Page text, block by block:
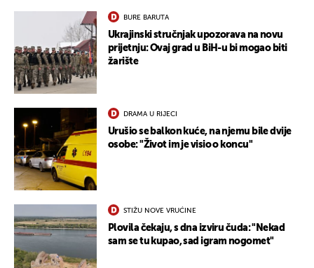
BURE BARUTA
Ukrajinski stručnjak upozorava na novu
prijetnju: Ovaj grad u BiH-u bi mogao biti
žarište
DRAMA U RIJECI
Urušio se balkon kuće, na njemu bile dvije
osobe: "Život im je visio o koncu"
STIŽU NOVE VRUĆINE
Plovila čekaju, s dna izviru čuda: "Nekad
sam se tu kupao, sad igram nogomet"